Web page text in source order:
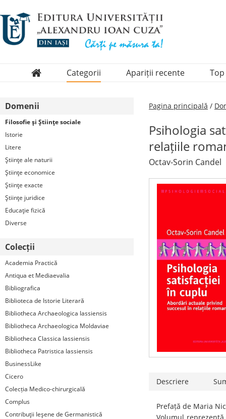
Categorii
Periodice
Apariții recente Top
Domenii
Filosofie şi Ştiinţe sociale
Istorie
Litere
Ştiinţe ale naturii
Ştiinţe economice
Ştiinţe exacte
Ştiinţe juridice
Educaţie fizică
Diverse
Colecții
Academia Practică
Antiqua et Mediaevalia
Bibliografica
Biblioteca de Istorie Literară
Bibliotheca Archaeologica Iassiensis
Bibliotheca Archaeologica Moldaviae
Bibliotheca Classica Iassiensis
Bibliotheca Patristica Iassiensis
BusinessLike
Cicero
Colecția Medico-chirurgicală
Complus
Contribuţii Ieşene de Germanistică
Pagina principală /
Psihologia
relațiile
Octav-Sorin Candel
Descriere
Prefață de Maria